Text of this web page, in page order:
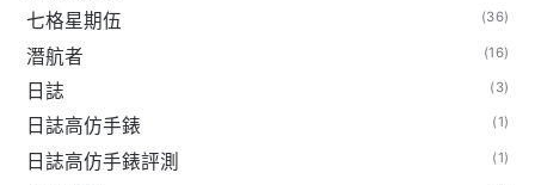
七格星期伍 (36)
潛航者 (16)
日誌 (3)
日誌高仿手錶 (1)
日誌高仿手錶評測 (1)